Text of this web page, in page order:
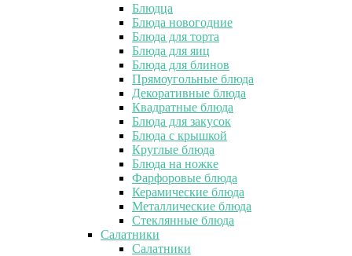
Блюдца
Блюда новогодние
Блюда для торта
Блюда для яиц
Блюда для блинов
Прямоугольные блюда
Декоративные блюда
Квадратные блюда
Блюда для закусок
Блюда с крышкой
Круглые блюда
Блюда на ножке
Фарфоровые блюда
Керамические блюда
Металлические блюда
Стеклянные блюда
Салатники
Салатники